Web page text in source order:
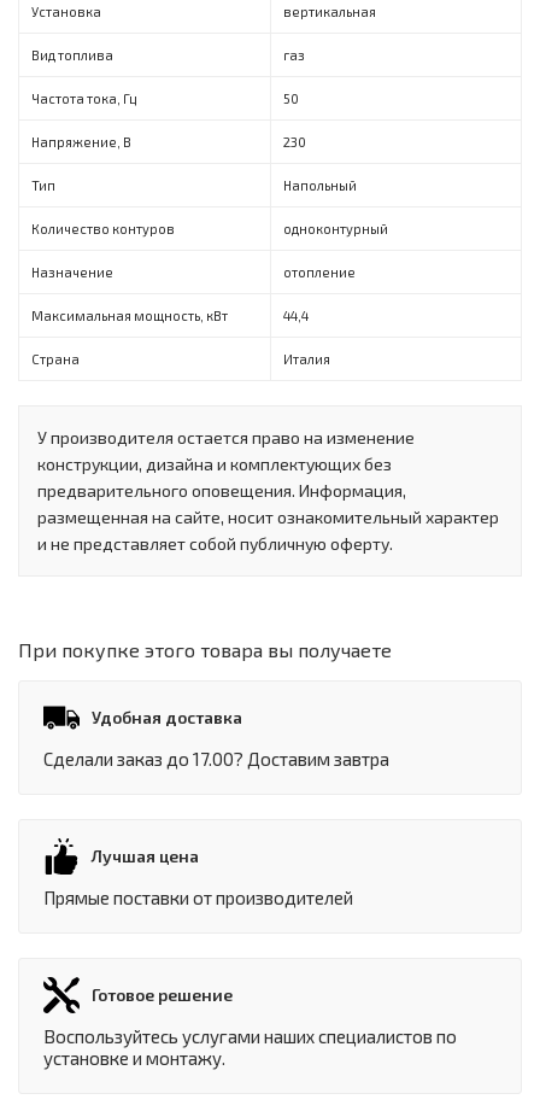
Установка вертикальная
Вид топлива газ
Частота тока, Гц 50
Напряжение, В 230
Тип Напольный
Количество контуров одноконтурный
Назначение отопление
Максимальная мощность, кВт 44,4
Страна Италия
У производителя остается право на изменение
конструкции, дизайна и комплектующих без
предварительного оповещения. Информация,
размещенная на сайте, носит ознакомительный характер
и не представляет собой публичную оферту.
При покупке этого товара вы получаете
Удобная доставка
Сделали заказ до 17.00? Доставим завтра
Лучшая цена
Прямые поставки от производителей
Готовое решение
Воспользуйтесь услугами наших специалистов по
установке и монтажу.